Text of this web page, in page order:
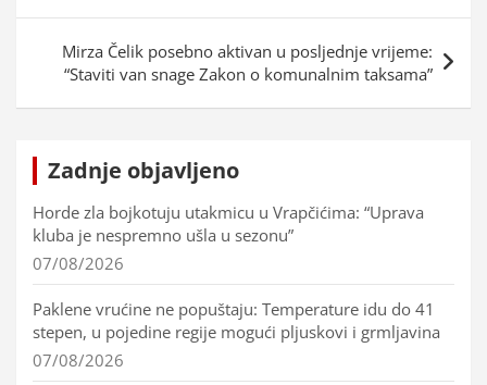
Mirza Čelik posebno aktivan u posljednje vrijeme:
“Staviti van snage Zakon o komunalnim taksama”
Zadnje objavljeno
Horde zla bojkotuju utakmicu u Vrapčićima: “Uprava
kluba je nespremno ušla u sezonu”
07/08/2026
Paklene vrućine ne popuštaju: Temperature idu do 41
stepen, u pojedine regije mogući pljuskovi i grmljavina
07/08/2026